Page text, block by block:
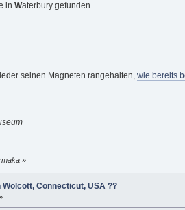
in Waterbury gefunden.
seinen Magneten rangehalten, wie bereits
»
Connecticut, USA ??